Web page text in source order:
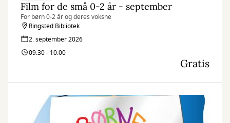
Film for de små 0-2 år - september
For børn 0-2 år og deres voksne
Ringsted Bibliotek
2. september 2026
09:30 - 10:00
Gratis